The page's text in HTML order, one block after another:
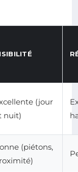
(jour
nuit)
(piétons,